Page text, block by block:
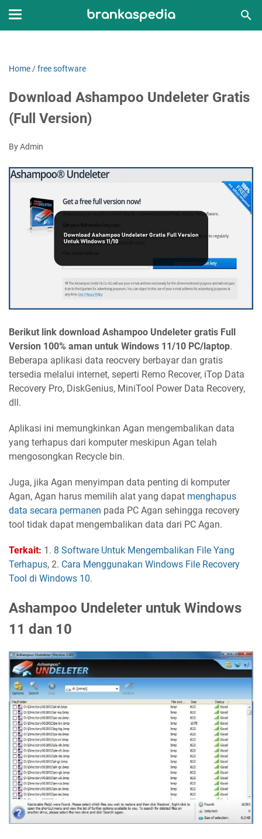
Home /free software
Download Ashampoo Undeleter Gratis
(Full Version)
By Admin
Berikut link download Ashampoo Undeleter gratis Full
Version 100% aman untuk Windows 11/10 PC/laptop.
Beberapa aplikasi data reocvery berbayar dan gratis
tersedia melalui internet, seperti Remo Recover, iTop Data
Recovery Pro, DiskGenius, MiniTool Power Data Recovery,
dll.
Aplikasi ini memungkinkan Agan mengembalikan data
yang terhapus dari komputer meskipun Agan telah
mengosongkan Recycle bin.
Juga, jika Agan menyimpan data penting di komputer
Agan, Agan harus memilih alat yang dapat menghapus
data secara permanen pada PC Agan sehingga recovery
tool tidak dapat mengembalikan data dari PC Agan.
Terkait: 1. 8 Software Untuk Mengembalikan File Yang
Terhapus, 2. Cara Menggunakan Windows File Recovery
Tool di Windows 10.
Ashampoo Undeleter untuk Windows
11 dan 10